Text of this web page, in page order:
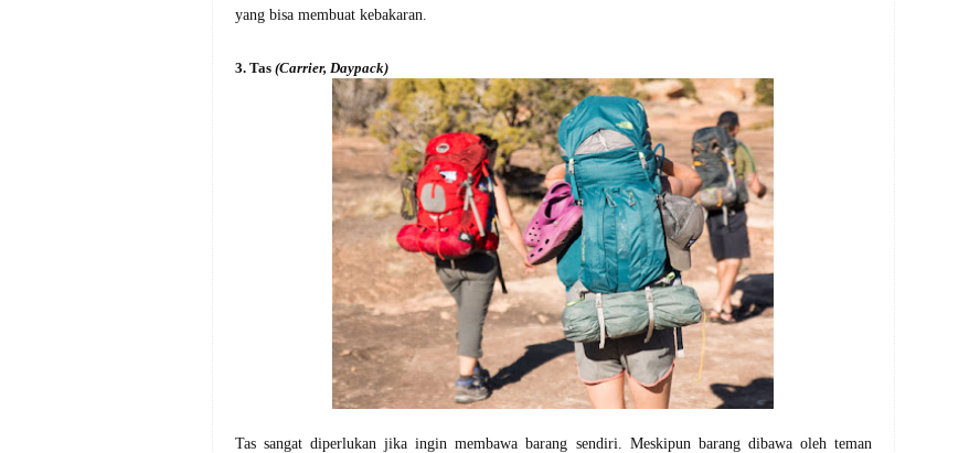
yang bisa membuat kebakaran.
3. Tas (Carrier, Daypack)
Tas sangat diperlukan jika ingin membawa barang sendiri. Meskipun barang dibawa oleh teman